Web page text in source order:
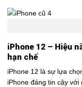
iPhone 12 – Hiệu
hạn chế
iPhone 12 là sự lựa
iPhone đáng tin cậy